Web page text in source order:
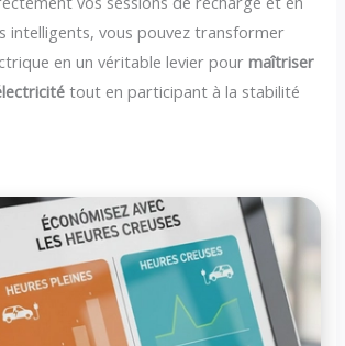
intelligents, vous pouvez transformer
en un véritable levier pourmaîtriser
tout en participant à la stabilité